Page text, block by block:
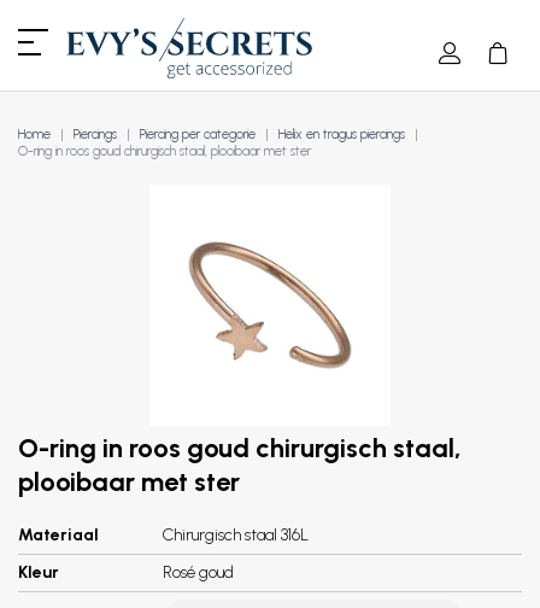
Home Piercings Piercing per categorie
Helix en tragus piercings
O-ring in roos goud chirurgisch staal, plooibaar met ster
O-ring in roos goud chirurgisch staal,
plooibaar met ster
Materiaal
Chirurgisch staal 316L
Kleur
Rosé goud